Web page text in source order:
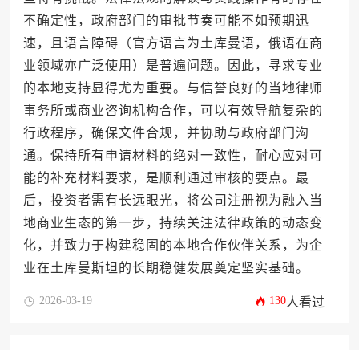
不确定性，政府部门的审批节奏可能不如预期迅
速，且语言障碍（官方语言为土库曼语，俄语在商
业领域亦广泛使用）是普遍问题。因此，寻求专业
的本地支持显得尤为重要。与信誉良好的当地律师
事务所或商业咨询机构合作，可以有效导航复杂的
行政程序，确保文件合规，并协助与政府部门沟
通。保持所有申请材料的绝对一致性，耐心应对可
能的补充材料要求，是顺利通过审核的要点。最
后，投资者需有长远眼光，将公司注册视为融入当
地商业生态的第一步，持续关注法律政策的动态变
化，并致力于构建稳固的本地合作伙伴关系，为企
业在土库曼斯坦的长期稳健发展奠定坚实基础。
2026-03-19 130人看过